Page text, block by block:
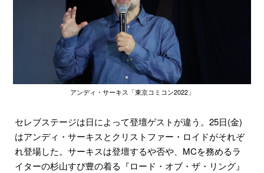
アンディ・サーキス「東京コミコン2022」
セレブステージは日によって登壇ゲストが違う。25日(金)
はアンディ・サーキスとクリストファー・ロイドがそれぞ
れ登場した。サーキスは登壇するや否や、MCを務めるラ
イターの杉山すぴ豊の着る『ロード・オブ・ザ・リング』